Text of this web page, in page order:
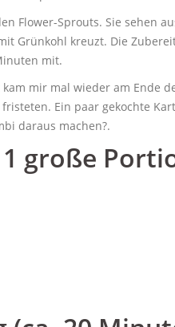
Flower-Sprouts. Sie sehen
Grünkohl kreuzt. Die
mit.
mir mal wieder am Ende
Ein paar gekochte
daraus machen?.
große